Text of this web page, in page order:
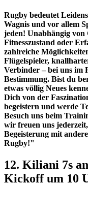
Rugby bedeutet
Wagnis und vor allem
jeden! Unabhängig von
Fitnesszustand oder
zahlreiche
Flügelspieler,
Verbinder – bei uns im
Bestimmung. Bist du
etwas völlig Neues
Dich von der
begeistern und werde
Besuch uns beim
wir freuen uns
Begeisterung mit
Rugby!"
12. Kiliani 7s
Kickoff um 10